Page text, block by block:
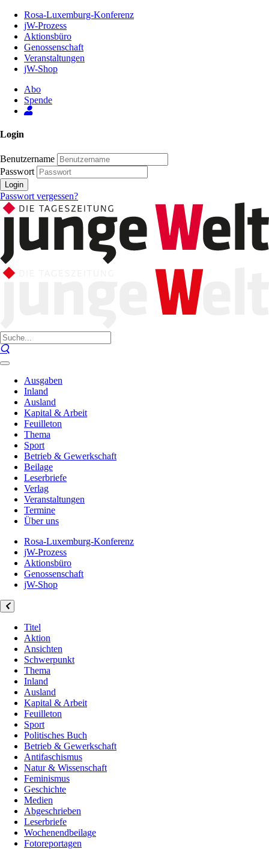
Inhalt
Seite
Rosa-Luxemburg-Konferenz
jW-Prozess
Aktionsbüro
Genossenschaft
Veranstaltungen
jW-Shop
Abo
Spende
Login
Benutzername
Passwort
Login
Passwort vergessen?
Ausgaben
Inland
Ausland
Kapital & Arbeit
Feuilleton
Thema
Sport
Betrieb & Gewerkschaft
Beilage
Leserbriefe
Verlag
Veranstaltungen
Termine
Über uns
Rosa-Luxemburg-Konferenz
jW-Prozess
Aktionsbüro
Genossenschaft
jW-Shop
Titel
Aktion
Ansichten
Schwerpunkt
Thema
Inland
Ausland
Kapital & Arbeit
Feuilleton
Sport
Politisches Buch
Betrieb & Gewerkschaft
Antifaschismus
Natur & Wissenschaft
Feminismus
Geschichte
Medien
Abgeschrieben
Leserbriefe
Wochenendbeilage
Fotoreportagen